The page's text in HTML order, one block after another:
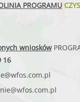
PROGRAMU
wniosków
16